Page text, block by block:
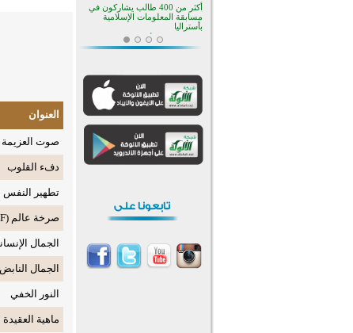
العنوان
صوت العزيمة
دفء القلوب
تطهير النفس
صرخة عالم (PDF)
الجمال
الجمال النابض
النور الخفي
ماهية
أكثر من 400 طالب يشاركون في
مسابقة المعلومات الإسلامية
بأستراليا
افتتاح تاريخي لأول مسجد في بلييفليا
بالجبل الأسود منذ أكثر من قرن
مسجد جديد في أجواء إيمانية مميزة
أكبر مشروع إسلامي في ريف
أستراليا يفتتح أبوابه بعد سنوات من
القرآن والتربية في صدارة البرامج
الصيفية للمسلمين في بينزا
وساراتوف وموردوفيا هذا العام
اختتام الدورة التاسعة لمسابقة حفظ
القيم وبناء الشخصية للشباب
المسلمين
أكثر من 400 طالب يشاركون في
مسابقة المعلومات الإسلامية